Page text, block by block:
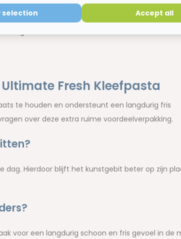
Fresh Kleefpasta
te houden en ondersteunt een langdurig fris
over deze extra ruime voordeelverpakking.
dag. Hierdoor blijft het kunstgebit beter op zijn
voor een langdurig schoon en fris gevoel in de
selection Accept all